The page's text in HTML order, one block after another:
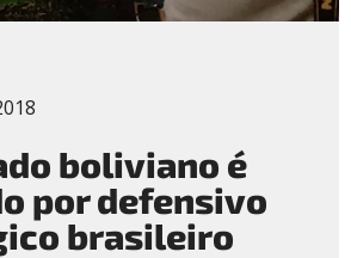
boliviano é
por defensivo
brasileiro